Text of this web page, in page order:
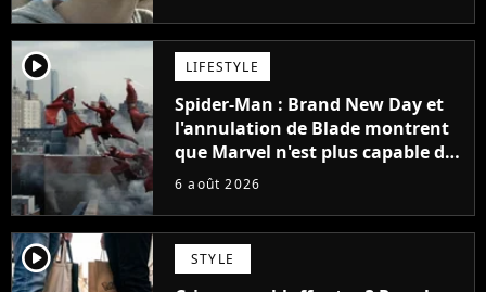
player2 LIFESTYLE
Spider-Man : Brand New Day et
l'annulation de Blade montrent
que Marvel n'est plus capable de
faire quoi que ce soit de simple
6 août 2026
player2 STYLE